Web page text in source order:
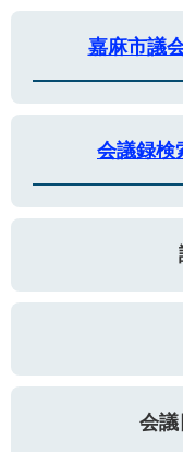
嘉麻市議
会議録検
会議